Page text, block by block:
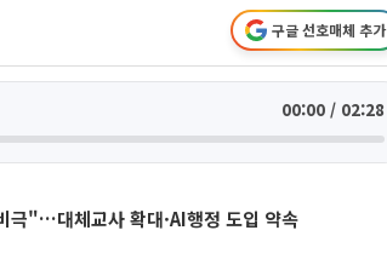
구글 선호매체 추가
00:00 / 02:28
극"…대체교사 확대·AI행정 도입 약속